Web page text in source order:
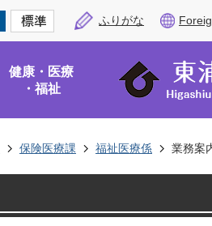
ふりがな
健康・医療
・福祉
保険医療課 福祉医療係 業務案